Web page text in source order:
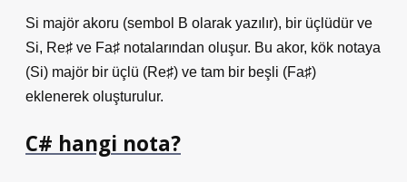
Si majör akoru (sembol B olarak yazılır), bir üçlüdür ve
Si, Re♯ ve Fa♯ notalarından oluşur. Bu akor, kök notaya
(Si) majör bir üçlü (Re♯) ve tam bir beşli (Fa♯)
eklenerek oluşturulur.
C# hangi nota?